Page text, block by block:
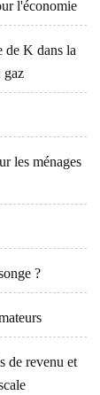
l'économie
de K dans la
gaz
les ménages
?
de revenu et